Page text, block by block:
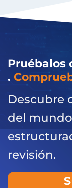
Pruébalos
.
Descubre
del
revisión.